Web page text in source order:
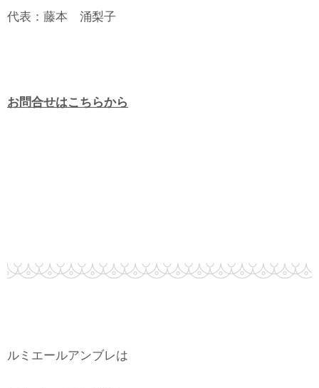
代表：藤本 涌梨子
お問合せはこちらから
ルミエールアンブレは